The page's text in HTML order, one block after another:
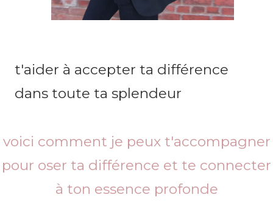
t'aider à accepter ta différence
dans toute ta splendeur
voici comment je peux t'accompagner
pour oser ta différence et te connecter
à ton essence profonde